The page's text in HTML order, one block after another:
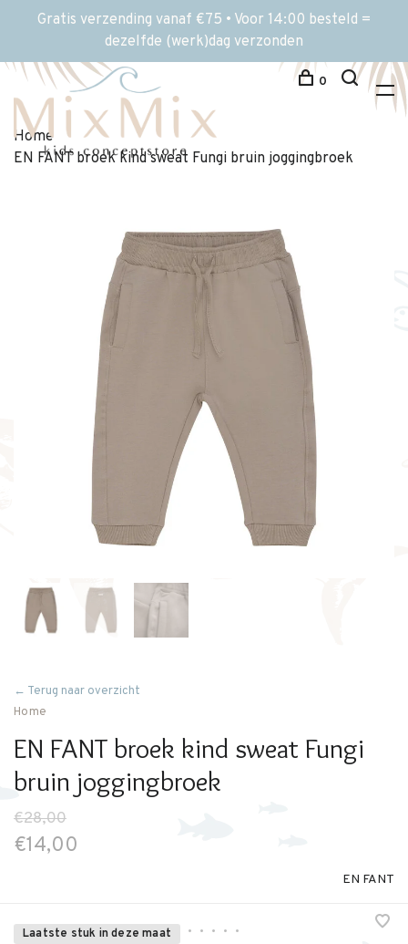
Gratis verzending vanaf €75 • Voor 14:00 besteld =
dezelfde (werk)dag verzonden
0
Home
EN FANT broek kind sweat Fungi bruin joggingbroek
← Terug naar overzicht
Home
EN FANT broek kind sweat Fungi
bruin joggingbroek
€28,00
€14,00
EN FANT
Laatste stuk in deze maat • • • • •